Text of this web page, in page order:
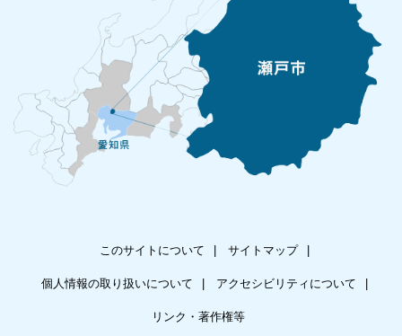
このサイトについて サイトマップ
個人情報の取り扱いについて アクセシビリティについて
リンク・著作権等